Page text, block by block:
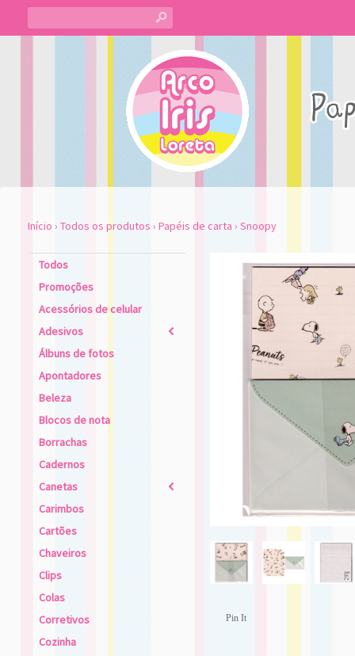
s
Início › Todos os produtos › Papéis de carta › Snoopy
Todos
Promoções
Acessórios de celular
Adesivos
2
Álbuns de fotos
Apontadores
Beleza
Blocos de nota
Borrachas
Cadernos
Canetas
2
Carimbos
Cartões
Chaveiros
Clips
Colas
Corretivos
Cozinha
Pin It